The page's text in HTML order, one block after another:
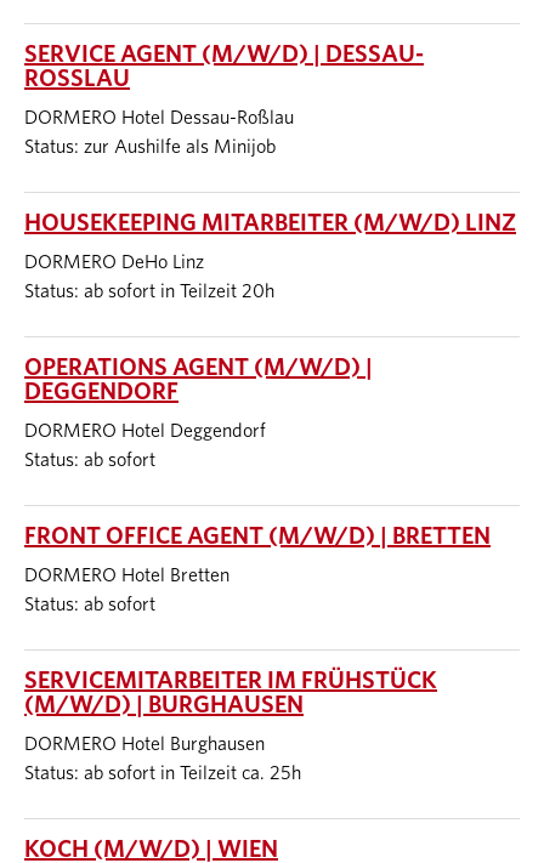
SERVICE AGENT (M/W/D) | DESSAU-
ROSSLAU
DORMERO Hotel Dessau-Roßlau
Status: zur Aushilfe als Minijob
HOUSEKEEPING MITARBEITER (M/W/D) LINZ
DORMERO DeHo Linz
Status: ab sofort in Teilzeit 20h
OPERATIONS AGENT (M/W/D) |
DEGGENDORF
DORMERO Hotel Deggendorf
Status: ab sofort
FRONT OFFICE AGENT (M/W/D) | BRETTEN
DORMERO Hotel Bretten
Status: ab sofort
SERVICEMITARBEITER IM FRÜHSTÜCK
(M/W/D) | BURGHAUSEN
DORMERO Hotel Burghausen
Status: ab sofort in Teilzeit ca. 25h
KOCH (M/W/D) | WIEN